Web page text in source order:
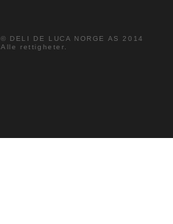
© DELI DE LUCA NORGE AS 2014
Alle rettigheter.